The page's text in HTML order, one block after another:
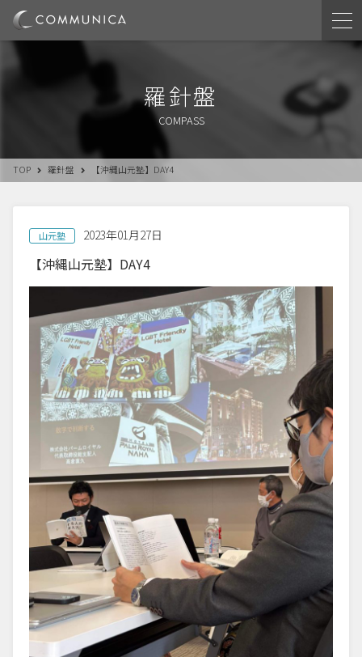
羅針盤
COMPASS
TOP 羅針盤 【沖縄山元塾】DAY4
山元塾 2023年01月27日
【沖縄山元塾】DAY4